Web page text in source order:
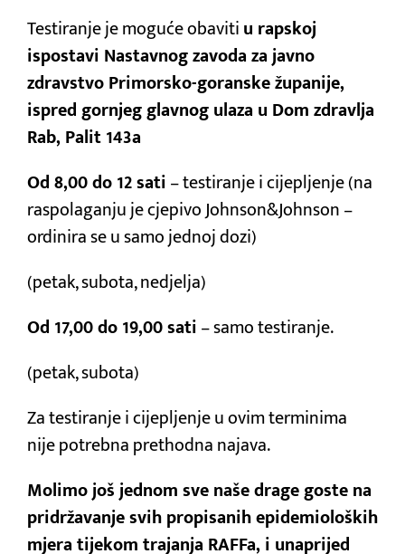
Testiranje je moguće obavitiu rapskoj
ispostavi Nastavnog zavoda za javno
zdravstvo Primorsko-goranske županije,
ispred gornjeg glavnog ulaza u Dom zdravlja
Rab, Palit 143a
Od 8,00 do 12 sati– testiranje i cijepljenje (na
raspolaganju je cjepivo Johnson&Johnson –
ordinira se u samo jednoj dozi)
(petak, subota, nedjelja)
Od 17,00 do 19,00 sati– samo testiranje.
(petak, subota)
Za testiranje i cijepljenje u ovim terminima
nije potrebna prethodna najava.
Molimo još jednom sve naše drage goste na
pridržavanje svih propisanih epidemioloških
mjera tijekom trajanja RAFFa, i unaprijed